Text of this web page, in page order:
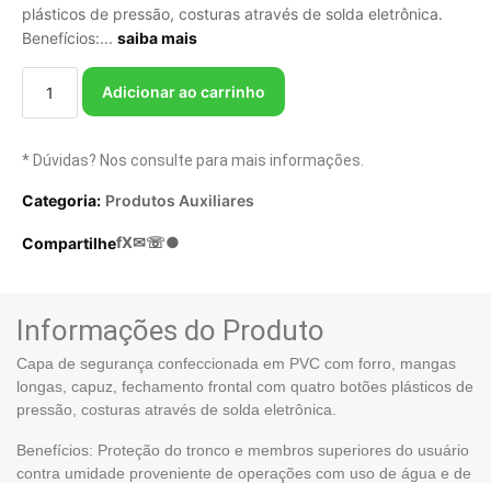
plásticos de pressão, costuras através de solda eletrônica.
Benefícios:... saiba mais
Adicionar ao carrinho
* Dúvidas? Nos consulte para mais informações.
Categoria: Produtos Auxiliares
CompartilhefX✉☏●
Informações do Produto
Capa de segurança confeccionada em PVC com forro, mangas
longas, capuz, fechamento frontal com quatro botões plásticos de
pressão, costuras através de solda eletrônica.
Benefícios: Proteção do tronco e membros superiores do usuário
contra umidade proveniente de operações com uso de água e de